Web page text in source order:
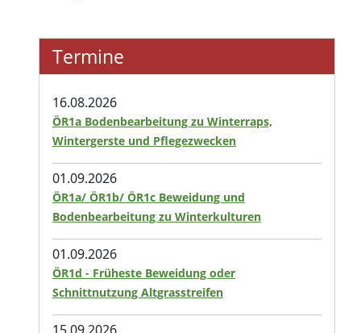
Termine
16.08.2026
ÖR1a Bodenbearbeitung zu Winterraps,
Wintergerste und Pflegezwecken
01.09.2026
ÖR1a/ ÖR1b/ ÖR1c Beweidung und
Bodenbearbeitung zu Winterkulturen
01.09.2026
ÖR1d - Früheste Beweidung oder
Schnittnutzung Altgrasstreifen